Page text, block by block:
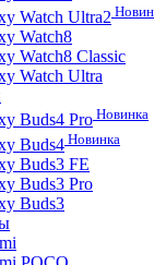
Watch Ultra2
Watch8
Watch8 Classic
Watch Ultra
Buds4 Pro Новинка
Buds4 Новинка
Buds3 FE
Buds3 Pro
Buds3